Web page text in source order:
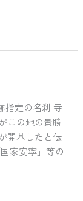
指定の名刹 寺
この地の景勝
開基したと伝
家安寧」等の